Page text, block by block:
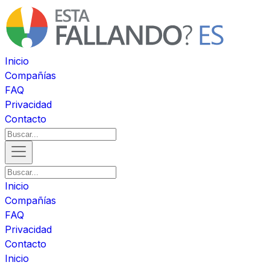
Inicio
Compañías
FAQ
Privacidad
Contacto
Inicio
Compañías
FAQ
Privacidad
Contacto
Inicio